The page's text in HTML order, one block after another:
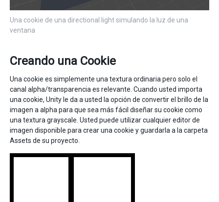
Una cookie de una directional light simulando la luz de una
ventana
Creando una Cookie
Una cookie es simplemente una textura ordinaria pero solo el
canal alpha/transparencia es relevante. Cuando usted importa
una cookie, Unity le da a usted la opción de convertir el brillo de la
imagen a alpha para que sea más fácil diseñar su cookie como
una textura grayscale. Usted puede utilizar cualquier editor de
imagen disponible para crear una cookie y guardarla a la carpeta
Assets de su proyecto.